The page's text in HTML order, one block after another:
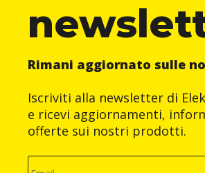
Rimani aggiornato sulle
Iscriviti alla newsletter di
e ricevi aggiornamenti,
offerte sui nostri prodotti.